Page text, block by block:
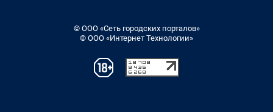
© ООО «Сеть городских порталов»
© ООО «Интернет Технологии»